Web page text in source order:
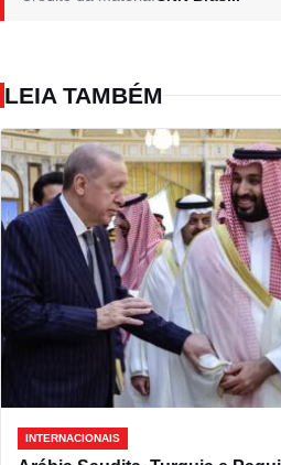
LEIA TAMBÉM
INTERNACIONAIS